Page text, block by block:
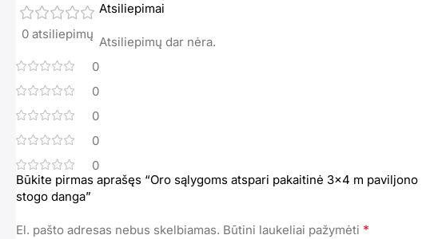
0 atsiliepimų
0
0
0
0
0
Atsiliepimai
Atsiliepimų dar nėra.
Būkite pirmas aprašęs “Oro sąlygoms atspari pakaitinė 3×4 m paviljono
stogo danga”
El. pašto adresas nebus skelbiamas. Būtini laukeliai pažymėti *